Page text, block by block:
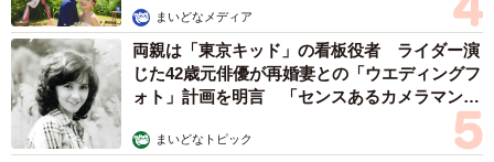
『ブギウギ』
【出演】趣里 水上恒司／草彅剛 蒼井優 菊地凛子 生
瀬勝久 小雪 水川あさみ 柳葉敏郎 ほか
【主題歌】「ハッピー☆ブギ」中納良恵 さかいゆう 趣
まいどなメディア
両親は「東京キッド」の看板役者 ライダー演
じた42歳元俳優が再婚妻との「ウエディングフ
ォト」計画を明言 「センスあるカメラマン求
まいどなトピック